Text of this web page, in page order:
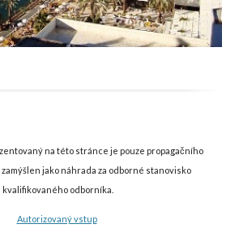
na této stránce je pouze propagačního
jako náhrada za odborné stanovisko
kvalifikovaného odborníka.
Autorizovaný vstup